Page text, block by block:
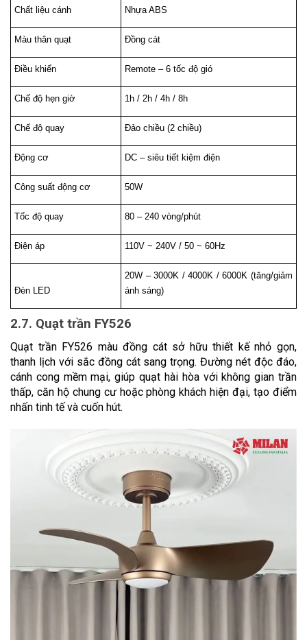
Chất liệu cánh Nhựa ABS
Màu thân quạt Đồng cát
Điều khiển Remote – 6 tốc độ gió
Chế độ hẹn giờ 1h / 2h / 4h / 8h
Chế độ quay Đảo chiều (2 chiều)
Động cơ DC – siêu tiết kiệm điện
Công suất động cơ 50W
Tốc độ quay 80 – 240 vòng/phút
Điện áp 110V ~ 240V / 50 ~ 60Hz
Đèn LED
20W – 3000K / 4000K / 6000K (tăng/giảm
ánh sáng)
2.7. Quạt trần FY526
Quạt trần FY526 màu đồng cát sở hữu thiết kế nhỏ gọn,
thanh lịch với sắc đồng cát sang trọng. Đường nét độc đáo,
cánh cong mềm mại, giúp quạt hài hòa với không gian trần
thấp, căn hộ chung cư hoặc phòng khách hiện đại, tạo điểm
nhấn tinh tế và cuốn hút.